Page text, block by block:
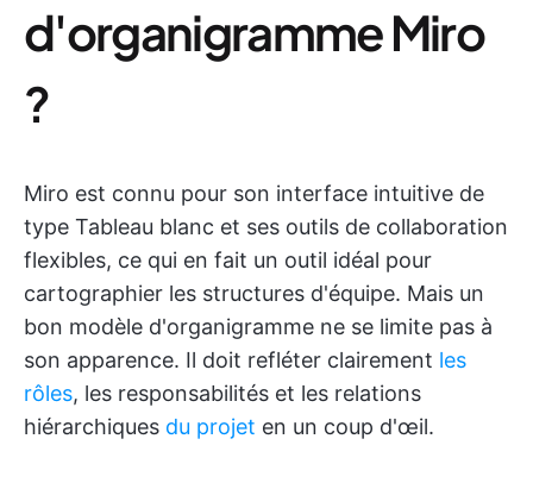
d'organigramme Miro
?
Miro est connu pour son interface intuitive de
type Tableau blanc et ses outils de collaboration
flexibles, ce qui en fait un outil idéal pour
cartographier les structures d'équipe. Mais un
bon modèle d'organigramme ne se limite pas à
son apparence. Il doit refléter clairement les
rôles, les responsabilités et les relations
hiérarchiques du projet en un coup d'œil.